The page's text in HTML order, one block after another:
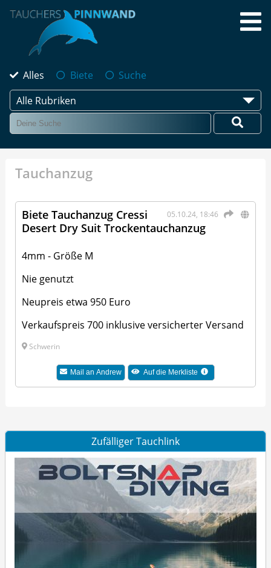
Alles Biete
Suche
Alle Rubriken
Tauchanzug
05.10.24, 18:46
Biete Tauchanzug Cressi
Desert Dry Suit Trockentauchanzug
4mm - Größe M
Nie genutzt
Neupreis etwa 950 Euro
Verkaufspreis 700 inklusive versicherter Versand
Schwerin
Mail an Andrew Auf die Merkliste
Zufälliger Tauchlink